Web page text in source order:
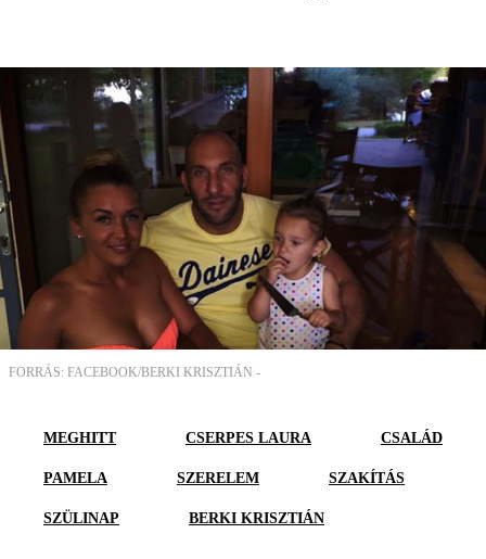
FORRÁS: FACEBOOK/BERKI KRISZTIÁN -
MEGHITT CSERPES LAURA CSALÁD
PAMELA SZERELEM SZAKÍTÁS
SZÜLINAP BERKI KRISZTIÁN